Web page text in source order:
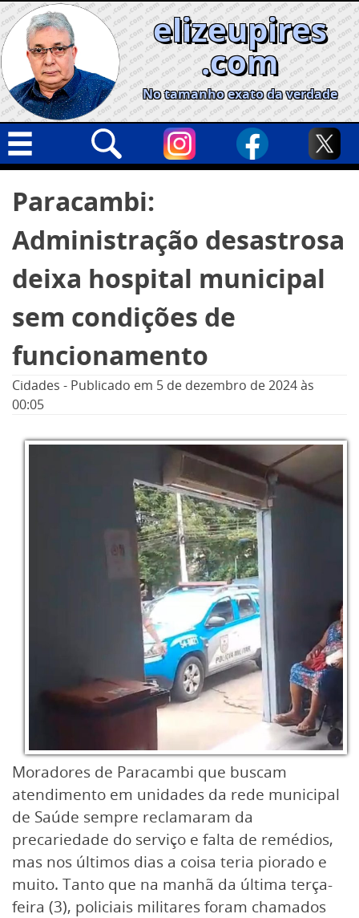
Skip
to
content
elizeupires
.com
No tamanho exato da verdade
Geral
Cidades
Política
Opinião
Informe especial
por:
Paracambi:
Administração desastrosa
deixa hospital municipal
sem condições de
funcionamento
Cidades - Publicado em 5 de dezembro de 2024às
00:05
Moradores de Paracambi que buscam
atendimento em unidades da rede municipal
de Saúde sempre reclamaram da
precariedade do serviço e falta de remédios,
mas nos últimos dias a coisa teria piorado e
muito. Tanto que na manhã da última terça-
feira (3), policiais militares foram chamados